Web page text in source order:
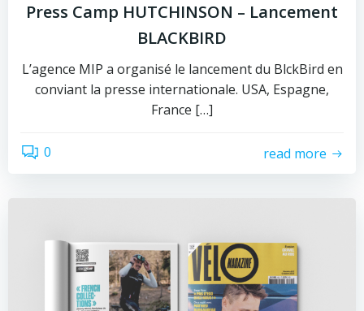
Press Camp HUTCHINSON – Lancement
BLACKBIRD
L’agence MIP a organisé le lancement du BlckBird en
conviant la presse internationale. USA, Espagne,
France […]
0 read more